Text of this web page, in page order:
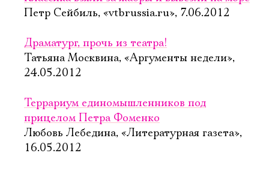
Петр Сейбиль, «vtbrussia.ru», 7.06.2012
Драматург, прочь из театра!
Татьяна Москвина, «Аргументы недели»,
24.05.2012
Террариум единомышленников под
прицелом Петра Фоменко
Любовь Лебедина, «Литературная газета»,
16.05.2012